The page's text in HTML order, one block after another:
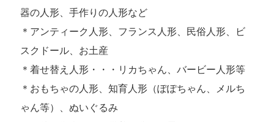
器の人形、手作りの人形など
＊アンティーク人形、フランス人形、民俗人形、ビ
スクドール、お土産
＊着せ替え人形・・・リカちゃん、バービー人形等
＊おもちゃの人形、知育人形（ぽぽちゃん、メルち
ゃん等）、ぬいぐるみ